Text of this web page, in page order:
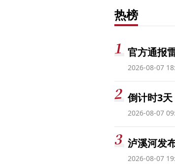
热榜
官方通报
2026-08-07
倒计时3
2026-08-07
泸溪河发
2026-08-07